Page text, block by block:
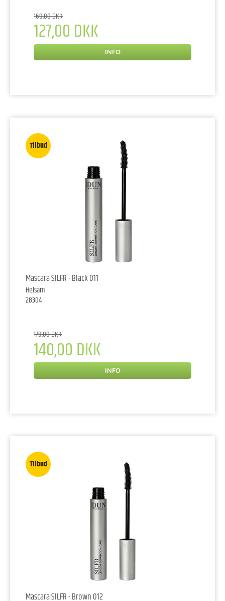
169,00 DKK
127,00 DKK
INFO
Tilbud
Mascara SILFR - Black 011
Helsam
28304
179,00 DKK
140,00 DKK
INFO
Tilbud
Mascara SILFR - Brown 012